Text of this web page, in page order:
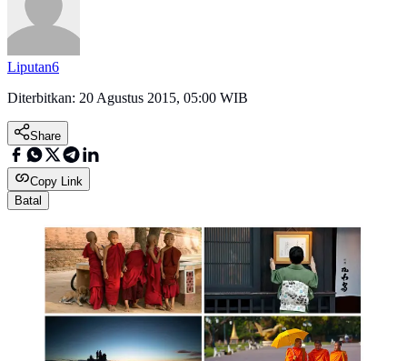
Liputan6
Diterbitkan: 20 Agustus 2015, 05:00 WIB
Share
Copy Link
Batal